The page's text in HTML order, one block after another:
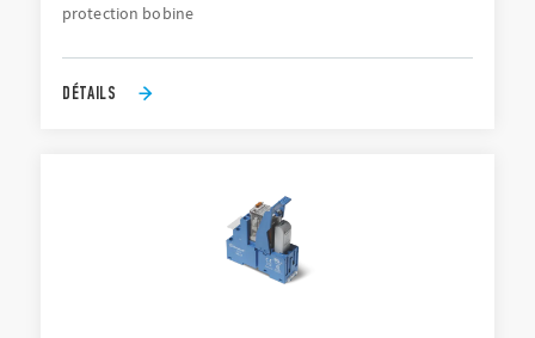
protection bobine
DÉTAILS